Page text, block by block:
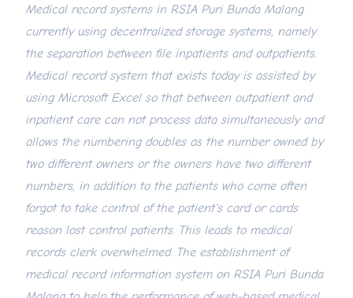
Medical record systems in RSIA Puri Bunda Malang
currently using decentralized storage systems, namely
the separation between file inpatients and outpatients.
Medical record system that exists today is assisted by
using Microsoft Excel so that between outpatient and
inpatient care can not process data simultaneously and
allows the numbering doubles as the number owned by
two different owners or the owners have two different
numbers, in addition to the patients who come often
forgot to take control of the patient's card or cards
reason lost control patients. This leads to medical
records clerk overwhelmed. The establishment of
medical record information system on RSIA Puri Bunda